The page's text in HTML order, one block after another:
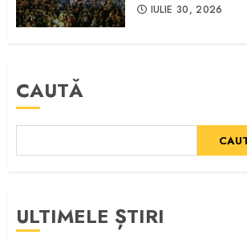
IULIE 30, 2026
CAUTĂ
ULTIMELE ȘTIRI